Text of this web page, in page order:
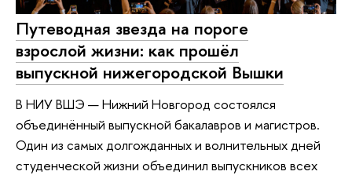
Путеводная звезда на пороге
взрослой жизни: как прошёл
выпускной нижегородской Вышки
В НИУ ВШЭ — Нижний Новгород состоялся
объединённый выпускной бакалавров и магистров.
Один из самых долгожданных и волнительных дней
студенческой жизни объединил выпускников всех